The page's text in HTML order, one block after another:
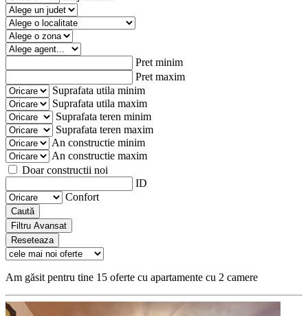
Pret minim
Pret maxim
Suprafata utila minim
Suprafata utila maxim
Suprafata teren minim
Suprafata teren maxim
An constructie minim
An constructie maxim
Doar constructii noi
ID
Confort
Caută
Filtru Avansat
Reseteaza
Am găsit pentru tine 15 oferte cu apartamente cu 2 camere